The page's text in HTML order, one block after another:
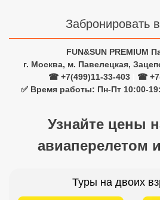
Забронировать
FUN&SUN PREMIUM
г. Москва, м. Павелецкая,
☎ +7(499)11-33-403
☎
✅ Время работы: Пн-Пт 10:00-
Узнайте цены
авиаперелетом
Туры на двоих